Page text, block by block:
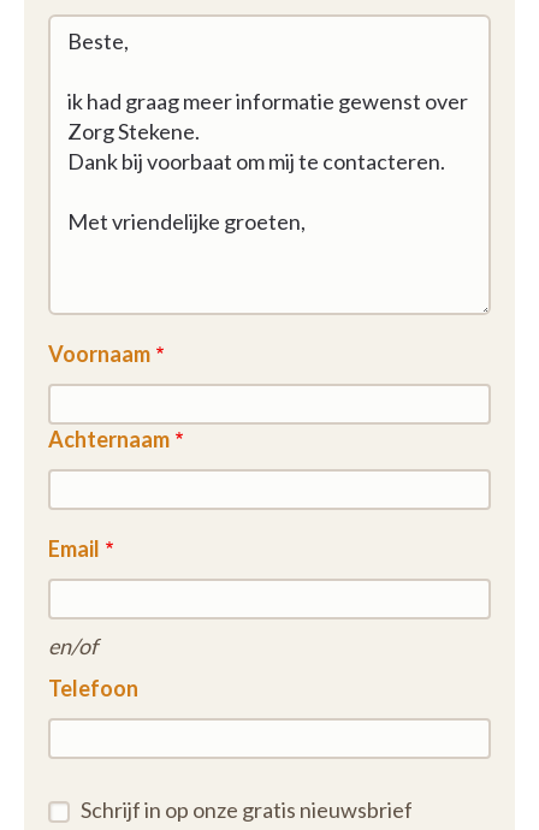
Voornaam
Achternaam
Email
en/of
Telefoon
Schrijf in op onze gratis nieuwsbrief